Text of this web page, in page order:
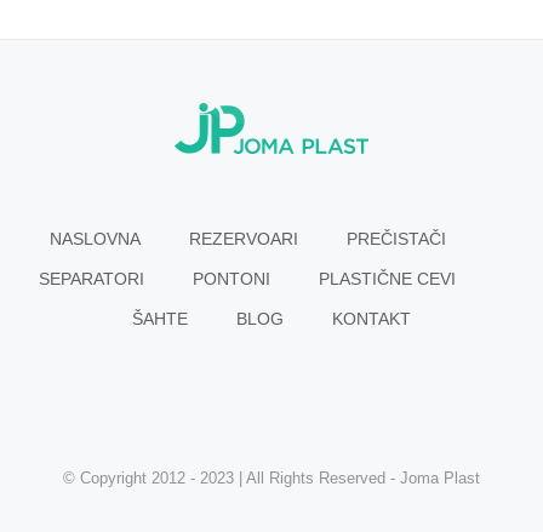
NASLOVNA REZERVOARI PREČISTAČI
SEPARATORI PONTONI PLASTIČNE CEVI
ŠAHTE BLOG KONTAKT
© Copyright 2012 - 2023 | All Rights Reserved - Joma Plast